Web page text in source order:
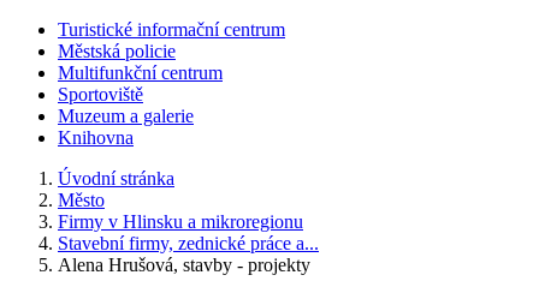
Turistické informační centrum
Městská policie
Multifunkční centrum
Sportoviště
Muzeum a galerie
Knihovna
Úvodní stránka
Město
Firmy v Hlinsku a mikroregionu
Stavební firmy, zednické práce a...
Alena Hrušová, stavby - projekty